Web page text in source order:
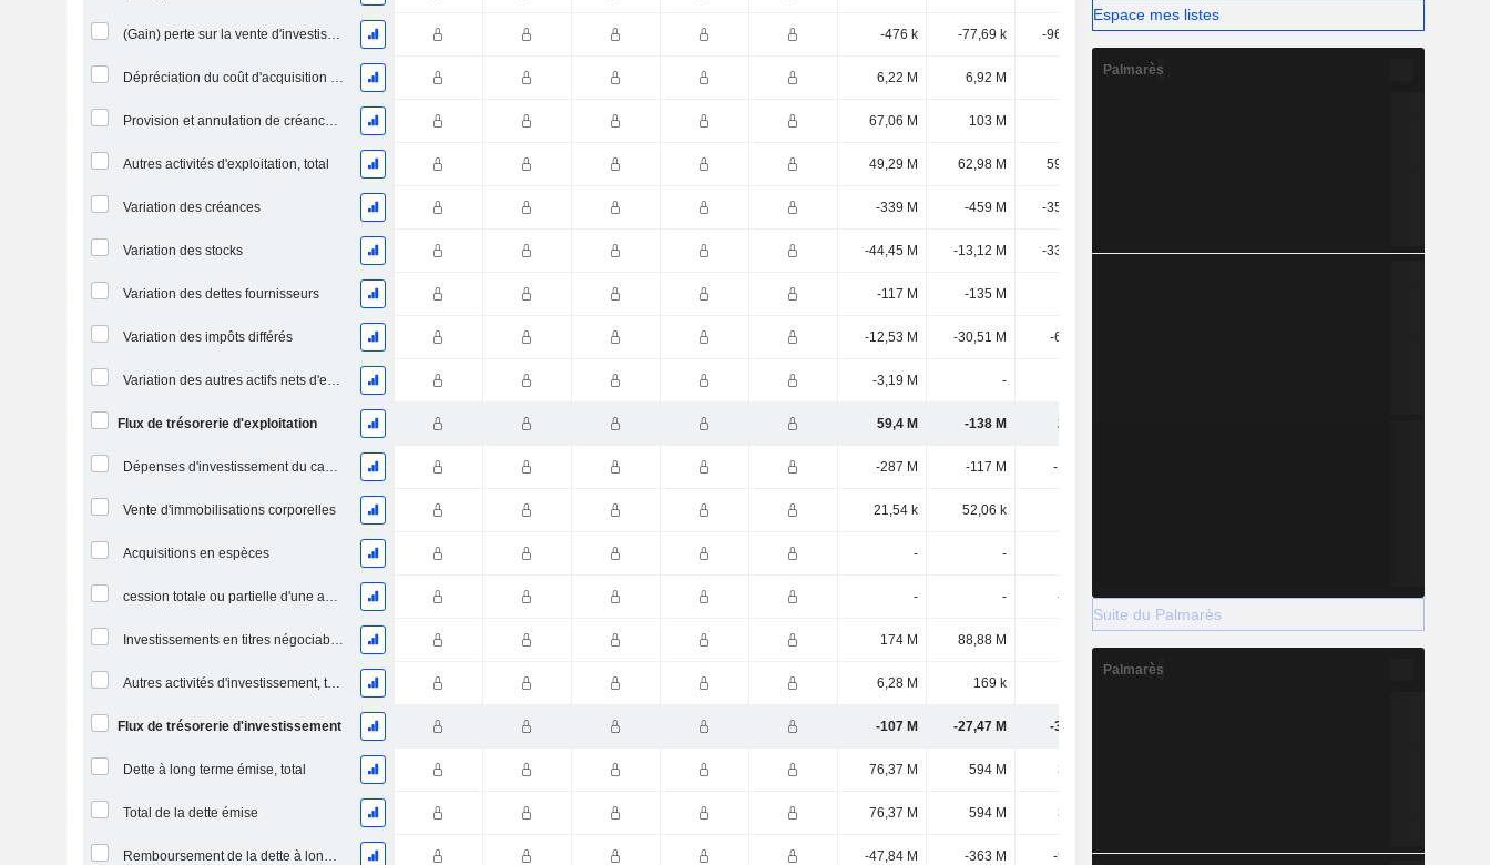
(Gain) perte sur la vente d'investissements - (CF) -476 k -77,69 k -96,13 M -151 M -4,23 M
Dépréciation du coût d'acquisition d'actifs et dépenses de restructuration 6,22 M 6,92 M 186 M
Provision et annulation de créances irrécouvrables 67,06 M 103 M
Autres activités d'exploitation, total 49,29 M 62,98 M 59,78 M
Variation des créances -339 M -459 M -35,31 M
Variation des stocks -44,45 M -13,12 M -33,99 M 146 M 37,6 M
Variation des dettes fournisseurs -117 M -135 M
Variation des impôts différés -12,53 M -30,51 M -61,9 M
Variation des autres actifs nets d'exploitation -3,19 M -
Flux de trésorerie d'exploitation 59,4 M -138 M 245 M
Dépenses d'investissement du capital (CAPEX) -287 M -117 M -157 M
Vente d'immobilisations corporelles 21,54 k 52,06 k
Acquisitions en espèces - -
cession totale ou partielle d'une activité - - -524 k 32,64 M 1,96 M
Investissements en titres négociables et en actions, total 174 M 88,88 M
Autres activités d'investissement, total 6,28 M 169 k
Flux de trésorerie d'investissement -107 M -27,47 M -38,8 M
Dette à long terme émise, total 76,37 M 594 M 365 M
Total de la dette émise 76,37 M 594 M 365 M
Remboursement de la dette à long terme, total -47,84 M -363 M -575 M -183 M -125 M
Espace mes listes
Palmarès
Suite du Palmarès
Palmarès